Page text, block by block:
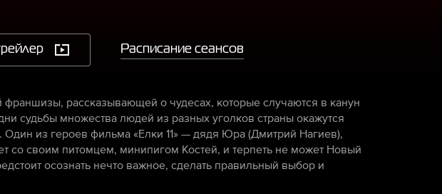
Расписание сеансов
франшизы, рассказывающей о чудесах, которые случаются в канун
судьбы множества людей из разных уголков страны окажутся
из героев фильма «Елки 11» — дядя Юра (Дмитрий Нагиев),
со своим питомцем, минипигом Костей, и терпеть не может Новый
осознать нечто важное, сделать правильный выбор и